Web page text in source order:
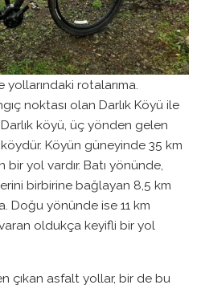
rotalarıma.
noktası olan Darlık Köyü ile
köyü, üç yönden gelen
Köyün güneyinde 35 km
bir yol vardır. Batı yönünde,
birbirine bağlayan 8,5 km
Doğu yönünde ise 11 km
oldukça keyifli bir yol
çıkan asfalt yollar, bir de bu